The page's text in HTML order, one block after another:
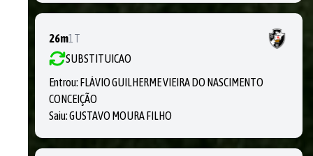
26m1T
SUBSTITUICAO
Entrou: FLÁVIO GUILHERME VIEIRA DO NASCIMENTO
CONCEIÇÃO
Saiu:GUSTAVO MOURA FILHO